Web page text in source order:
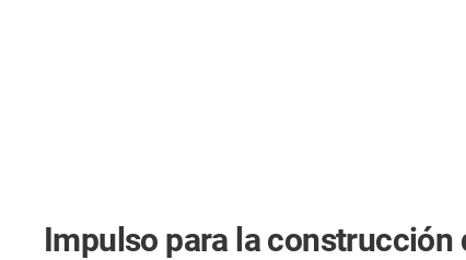
Impulso para la construcción